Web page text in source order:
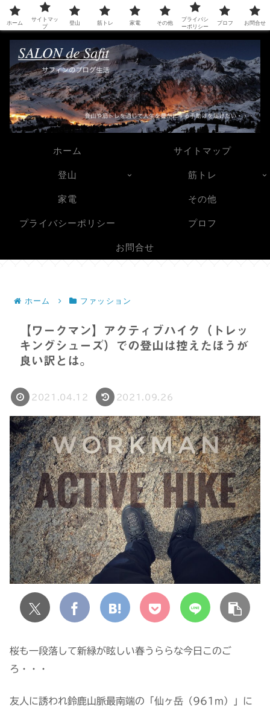
登山や筋トレを通じて人生を豊かにする手助けを届けたい・・・。人生を豊か
にする手助けを届けたい・・・。
ホーム サイトマップ
登山 筋トレ
家電 その他
プライバシーポリシー プロフ
お問合せ
ホーム ファッション
【ワークマン】アクティブハイク（トレッ
キングシューズ）での登山は控えたほうが
良い訳とは。
2021.04.12 2021.09.26
桜も一段落して新緑が眩しい春うららな今日このご
ろ・・・
友人に誘われ鈴鹿山脈最南端の「仙ヶ岳（961m）」に
ホーム
サイトマッ
プ
登山 筋トレ 家電 その他
プライバシ
ーポリシー
プロフ お問合せ